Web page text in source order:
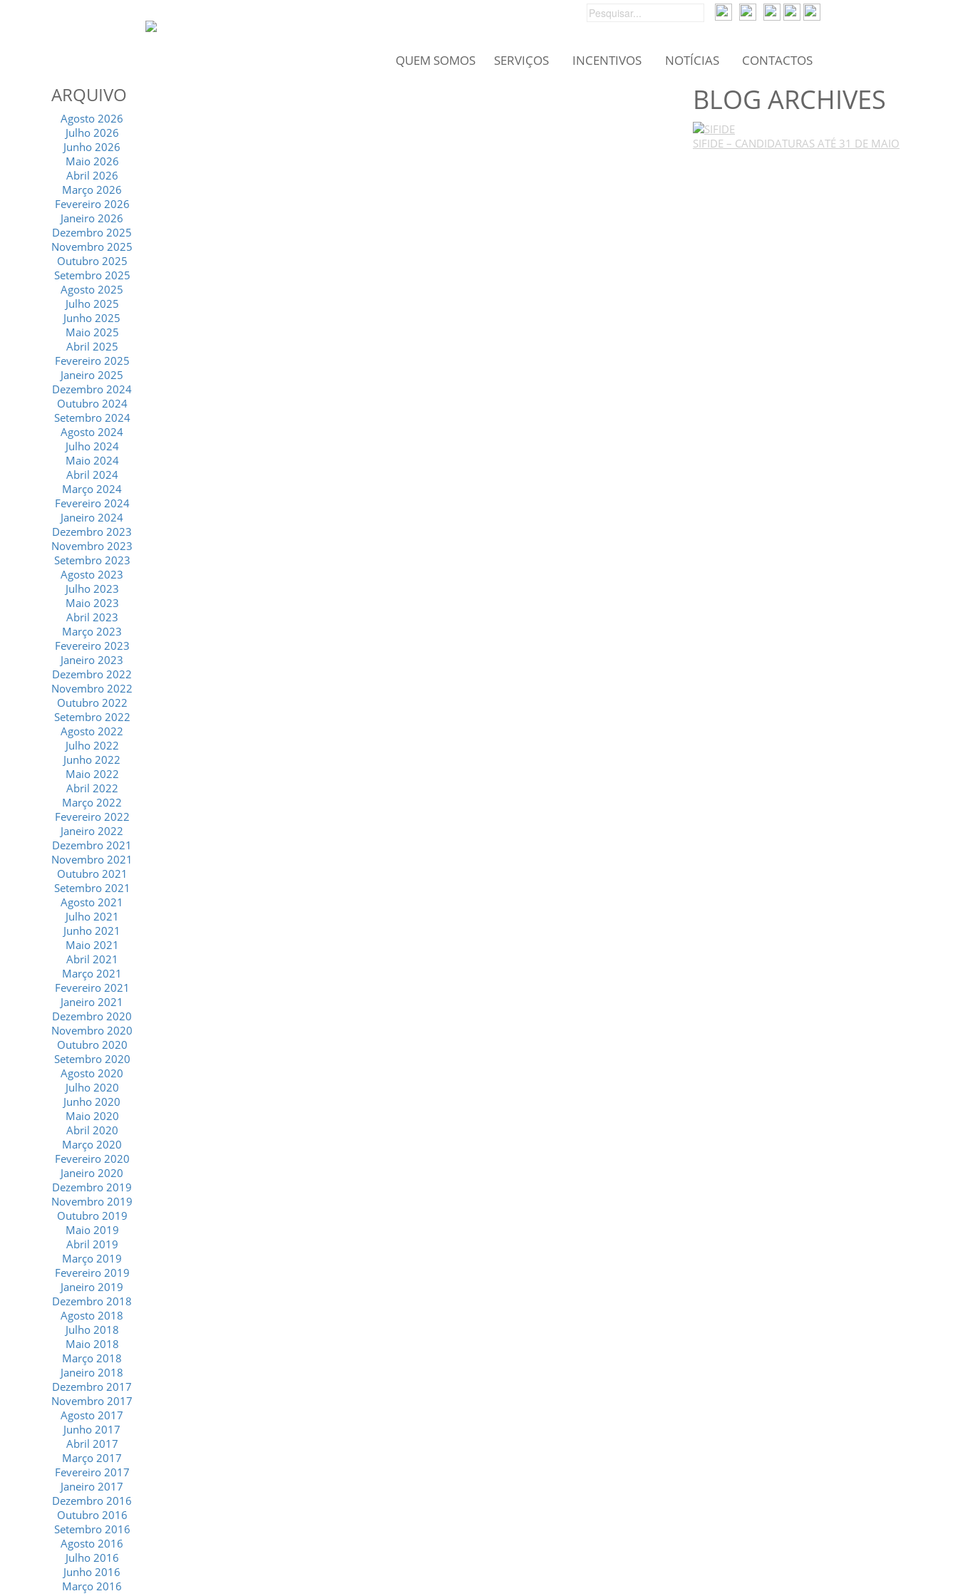
CONTACTOS
NOTÍCIAS
INCENTIVOS
SERVIÇOS
QUEM SOMOS
ARQUIVO
Agosto 2026
Julho 2026
Junho 2026
Maio 2026
Abril 2026
Março 2026
Fevereiro 2026
Janeiro 2026
Dezembro 2025
Novembro 2025
Outubro 2025
Setembro 2025
Agosto 2025
Julho 2025
Junho 2025
Maio 2025
Abril 2025
Fevereiro 2025
Janeiro 2025
Dezembro 2024
Outubro 2024
Setembro 2024
Agosto 2024
Julho 2024
Maio 2024
Abril 2024
Março 2024
Fevereiro 2024
Janeiro 2024
Dezembro 2023
Novembro 2023
Setembro 2023
Agosto 2023
Julho 2023
Maio 2023
Abril 2023
Março 2023
Fevereiro 2023
Janeiro 2023
Dezembro 2022
Novembro 2022
Outubro 2022
Setembro 2022
Agosto 2022
Julho 2022
Junho 2022
Maio 2022
Abril 2022
Março 2022
Fevereiro 2022
Janeiro 2022
Dezembro 2021
Novembro 2021
Outubro 2021
Setembro 2021
Agosto 2021
Julho 2021
Junho 2021
Maio 2021
Abril 2021
Março 2021
Fevereiro 2021
Janeiro 2021
Dezembro 2020
Novembro 2020
Outubro 2020
Setembro 2020
Agosto 2020
Julho 2020
Junho 2020
Maio 2020
Abril 2020
Março 2020
Fevereiro 2020
Janeiro 2020
Dezembro 2019
Novembro 2019
Outubro 2019
Maio 2019
Abril 2019
Março 2019
Fevereiro 2019
Janeiro 2019
Dezembro 2018
Agosto 2018
Julho 2018
Maio 2018
Março 2018
Janeiro 2018
Dezembro 2017
Novembro 2017
Agosto 2017
Junho 2017
Abril 2017
Março 2017
Fevereiro 2017
Janeiro 2017
Dezembro 2016
Outubro 2016
Setembro 2016
Agosto 2016
Julho 2016
Junho 2016
Março 2016
BLOG ARCHIVES
SIFIDE – CANDIDATURAS ATÉ 31 DE MAIO